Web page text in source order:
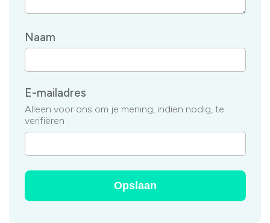
Naam
E-mailadres
Alleen voor ons om je mening, indien nodig, te
verifiëren